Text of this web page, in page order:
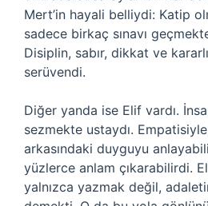
Mert’in hayali belliydi: Katip
sadece birkaç sınavı
Disiplin, sabır, dikkat ve
serüvendi.
Diğer yanda ise Elif vardı.
sezmekte ustaydı.
arkasındaki duyguyu
yüzlerce anlam çıkarabilirdi.
yalnızca yazmak değil,